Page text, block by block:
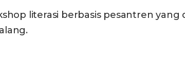
literasi berbasis pesantren